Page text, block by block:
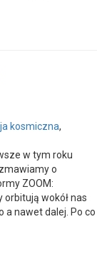
kosmiczna,
w tym roku
o
ZOOM:
wokół nas
a nawet dalej. Po co